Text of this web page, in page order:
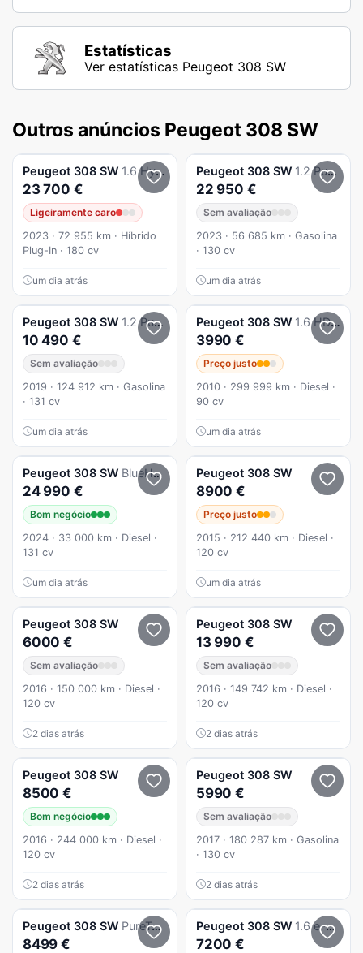
Estatísticas
Ver estatísticas Peugeot 308 SW
Outros anúncios Peugeot 308 SW
Peugeot 308 SW 1.6 Hybrid Active Pack e-EAT8
23 700 €
Ligeiramente caro
2023 · 72 955 km · Híbrido
Plug-In · 180 cv
um dia atrás
Peugeot 308 SW 1.2 PureTech GT EAT8
22 950 €
Sem avaliação
2023 · 56 685 km · Gasolina
· 130 cv
um dia atrás
Peugeot 308 SW 1.2 PureTech Active Business
10 490 €
Sem avaliação
2019 · 124 912 km · Gasolina
· 131 cv
um dia atrás
Peugeot 308 SW 1.6 HDi SE Navteq
3990 €
Preço justo
2010 · 299 999 km · Diesel ·
90 cv
um dia atrás
Peugeot 308 SW BlueHDi 130 EAT8 GT EXCLUSIVE
24 990 €
Bom negócio
2024 · 33 000 km · Diesel ·
131 cv
um dia atrás
Peugeot 308 SW
8900 €
Preço justo
2015 · 212 440 km · Diesel ·
120 cv
um dia atrás
Peugeot 308 SW
6000 €
Sem avaliação
2016 · 150 000 km · Diesel ·
120 cv
2 dias atrás
Peugeot 308 SW
13 990 €
Sem avaliação
2016 · 149 742 km · Diesel ·
120 cv
2 dias atrás
Peugeot 308 SW
8500 €
Bom negócio
2016 · 244 000 km · Diesel ·
120 cv
2 dias atrás
Peugeot 308 SW
5990 €
Sem avaliação
2017 · 180 287 km · Gasolina
· 130 cv
2 dias atrás
Peugeot 308 SW PureTech 130 GPF Stop & Start Style
8499 €
Peugeot 308 SW 1.6 e-HDi Access CVM6
7200 €